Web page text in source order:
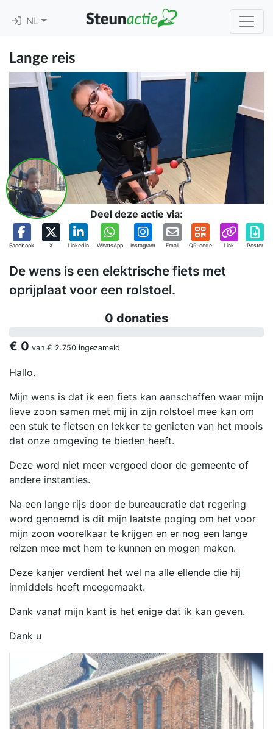
NL
Lange reis
Deel deze actie via:
Facebook X Linkedin WhatsApp Instagram Email QR-code Link Poster
De wens is een elektrische fiets met
oprijplaat voor een rolstoel.
0 donaties
€ 0 van € 2.750 ingezameld
Hallo.
Mijn wens is dat ik een fiets kan aanschaffen waar mijn
lieve zoon samen met mij in zijn rolstoel mee kan om
een stuk te fietsen en lekker te genieten van het moois
dat onze omgeving te bieden heeft.
Deze word niet meer vergoed door de gemeente of
andere instanties.
Na een lange rijs door de bureaucratie dat regering
word genoemd is dit mijn laatste poging om het voor
mijn zoon voorelkaar te krijgen en er nog een lange
reizen mee met hem te kunnen en mogen maken.
Deze kanjer verdient het wel na alle ellende die hij
inmiddels heeft meegemaakt.
Dank vanaf mijn kant is het enige dat ik kan geven.
Dank u